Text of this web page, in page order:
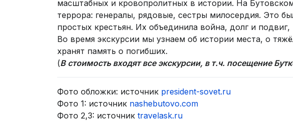
масштабных и кровопролитных в истории. На
террора: генералы, рядовые, сестры милосердия. Это
простых крестьян. Их объединила война, долг и
Во время экскурсии мы узнаем об истории места, о
хранят память о погибших.
(В стоимость входят все экскурсии, в т.ч. посещение
Фото обложки: источник president-sovet.ru
Фото 1: источник nashebutovo.com
Фото 2,3: источник travelask.ru